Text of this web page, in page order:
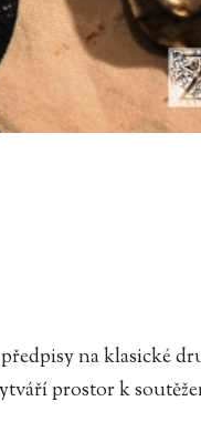
na klasické
prostor k